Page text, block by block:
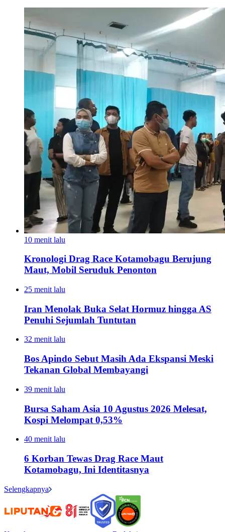
10 menit lalu
Kronologi Drag Race Kotamobagu Berujung
Maut, Mobil Seruduk Penonton
25 menit lalu
Iran Menolak Buka Selat Hormuz hingga AS
Penuhi Sejumlah Tuntutan
32 menit lalu
Bos Apindo Sebut Masih Ada Ekspansi Meski
Tekanan Global Membayangi
39 menit lalu
Bursa Saham Asia 10 Agustus 2026 Melesat,
Kospi Melompat 0,53%
40 menit lalu
6 Korban Tewas Drag Race Maut
Kotamobagu, Ini Identitasnya
Selengkapnya